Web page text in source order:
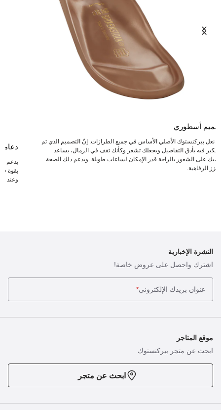
أسطوري
نعل بيركنستوك الأصلي الأساس في جميع الطرازات. إنّ التصميم الذي تم
فيه بأدق التفاصيل ويجعلك تشعر وكأنك تقف في الرمال، يساعد
على الشعور بالراحة قدر الإمكان لساعات طويلة. ويدعم ذلك الصحة
الرفاهية.
يدعم
بقوة
وعند
النشرة الإخبارية
اشترك واحصل على عروض خاصة!
عنوان بريدك الإلكتروني*
موقع المتاجر
ابحث عن متجر بيركنستوك
ابحث عن متجر